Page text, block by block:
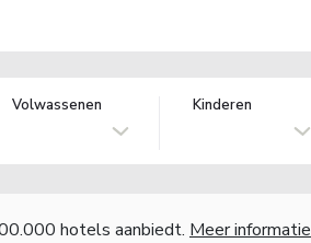
Volwassenen Kinderen
hotels aanbiedt. Meer informatie